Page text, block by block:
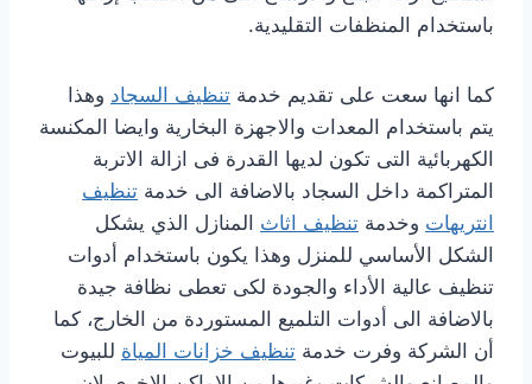
باستخدام المنظفات التقليدية.
كما انها سعت على تقديم خدمة تنظيف السجاد وهذا
يتم باستخدام المعدات والاجهزة البخارية وايضا المكنسة
الكهربائية التى تكون لديها القدرة فى ازالة الاتربة
المتراكمة داخل السجاد بالاضافة الى خدمة تنظيف
انتريهات وخدمة تنظيف اثاث المنازل الذي يشكل
الشكل الأساسي للمنزل وهذا يكون باستخدام أدوات
تنظيف عالية الأداء والجودة لكى تعطى نظافة جيدة
بالاضافة الى أدوات التلميع المستوردة من الخارج، كما
أن الشركة وفرت خدمة تنظيف خزانات المياة للبيوت